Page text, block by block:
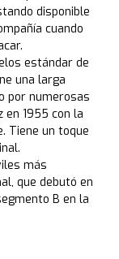
disponible
cuando
estándar de
una larga
por numerosas
en 1955 con la
Tiene un toque
más
que debutó en
B en la